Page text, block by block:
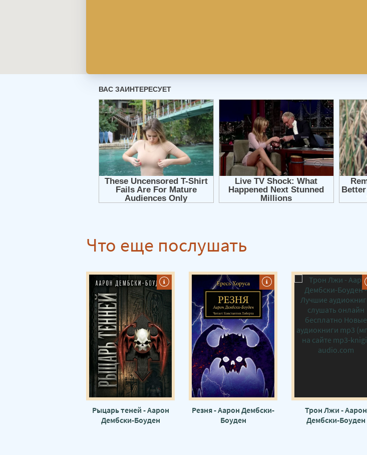
Что еще послушать
Рыцарь теней - Аарон
Дембски-Боуден
Резня - Аарон Дембски-
Боуден
Трон Лжи - Аарон
Дембски-Боуден